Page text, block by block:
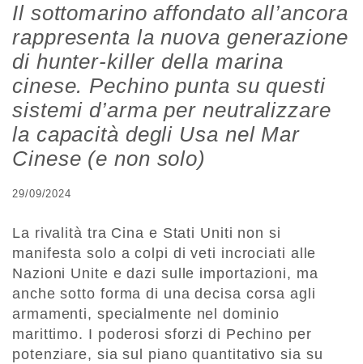
Il sottomarino affondato all’ancora
rappresenta la nuova generazione
di hunter-killer della marina
cinese. Pechino punta su questi
sistemi d’arma per neutralizzare
la capacità degli Usa nel Mar
Cinese (e non solo)
29/09/2024
La rivalità tra Cina e Stati Uniti non si
manifesta solo a colpi di veti incrociati alle
Nazioni Unite e dazi sulle importazioni, ma
anche sotto forma di una decisa corsa agli
armamenti, specialmente nel dominio
marittimo. I poderosi sforzi di Pechino per
potenziare, sia sul piano quantitativo sia su